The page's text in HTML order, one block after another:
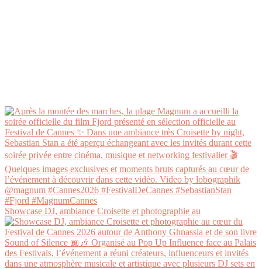
Showcase DJ, ambiance Croisette et photographie au